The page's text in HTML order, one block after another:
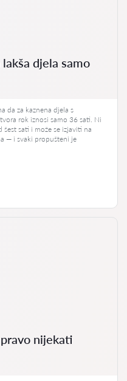
djela samo
da za kaznena djela s
rok iznosi samo 36 sati. Ni
sati i može se izjaviti na
— i svaki propušteni je
nijekati